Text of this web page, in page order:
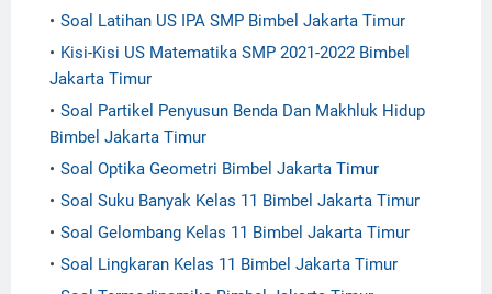
Soal Latihan US IPA SMP Bimbel Jakarta Timur
Kisi-Kisi US Matematika SMP 2021-2022 Bimbel
Jakarta Timur
Soal Partikel Penyusun Benda Dan Makhluk Hidup
Bimbel Jakarta Timur
Soal Optika Geometri Bimbel Jakarta Timur
Soal Suku Banyak Kelas 11 Bimbel Jakarta Timur
Soal Gelombang Kelas 11 Bimbel Jakarta Timur
Soal Lingkaran Kelas 11 Bimbel Jakarta Timur